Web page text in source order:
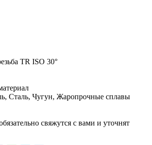
TR ISO 30°
Сталь, Чугун, Жаропрочные сплавы
свяжутся с вами и уточнят